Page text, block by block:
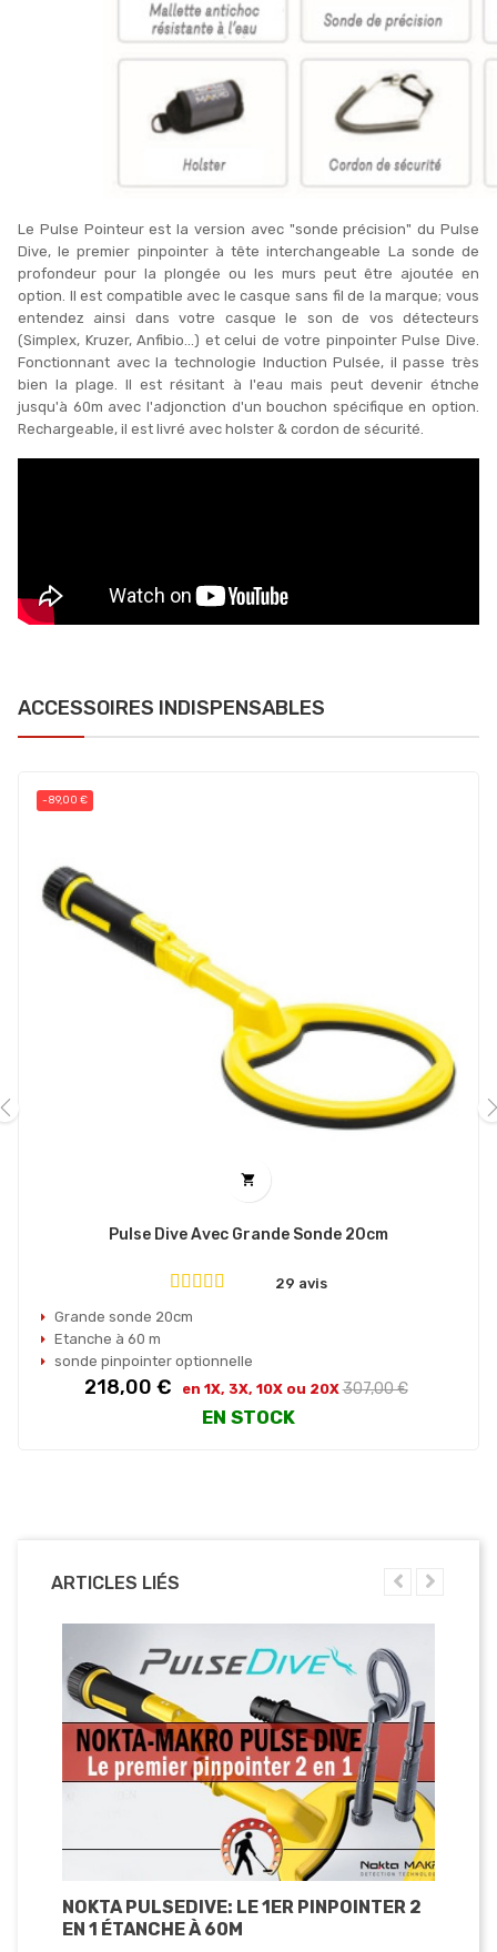
Le Pulse Pointeur est la version avec "sonde précision" du Pulse
Dive, le premier pinpointer à tête interchangeable La sonde de
profondeur pour la plongée ou les murs peut être ajoutée en
option. Il est compatible avec le casque sans fil de la marque; vous
entendez ainsi dans votre casque le son de vos détecteurs
(Simplex, Kruzer, Anfibio...) et celui de votre pinpointer Pulse Dive.
Fonctionnant avec la technologie Induction Pulsée, il passe très
bien la plage. Il est résitant à l'eau mais peut devenir étnche
jusqu'à 60m avec l'adjonction d'un bouchon spécifique en option.
Rechargeable, il est livré avec holster & cordon de sécurité.
ACCESSOIRES INDISPENSABLES
-89,00 €

Pulse Dive Avec Grande Sonde 20cm
29 avis
Grande sonde 20cm
Etanche à 60 m
sonde pinpointer optionnelle
Prix
218,00 € en 1X, 3X, 10X ou 20X Prix
307,00 €
EN STOCK
ARTICLES LIÉS
NOKTA PULSEDIVE: LE 1ER PINPOINTER 2
EN 1 ÉTANCHE À 60M